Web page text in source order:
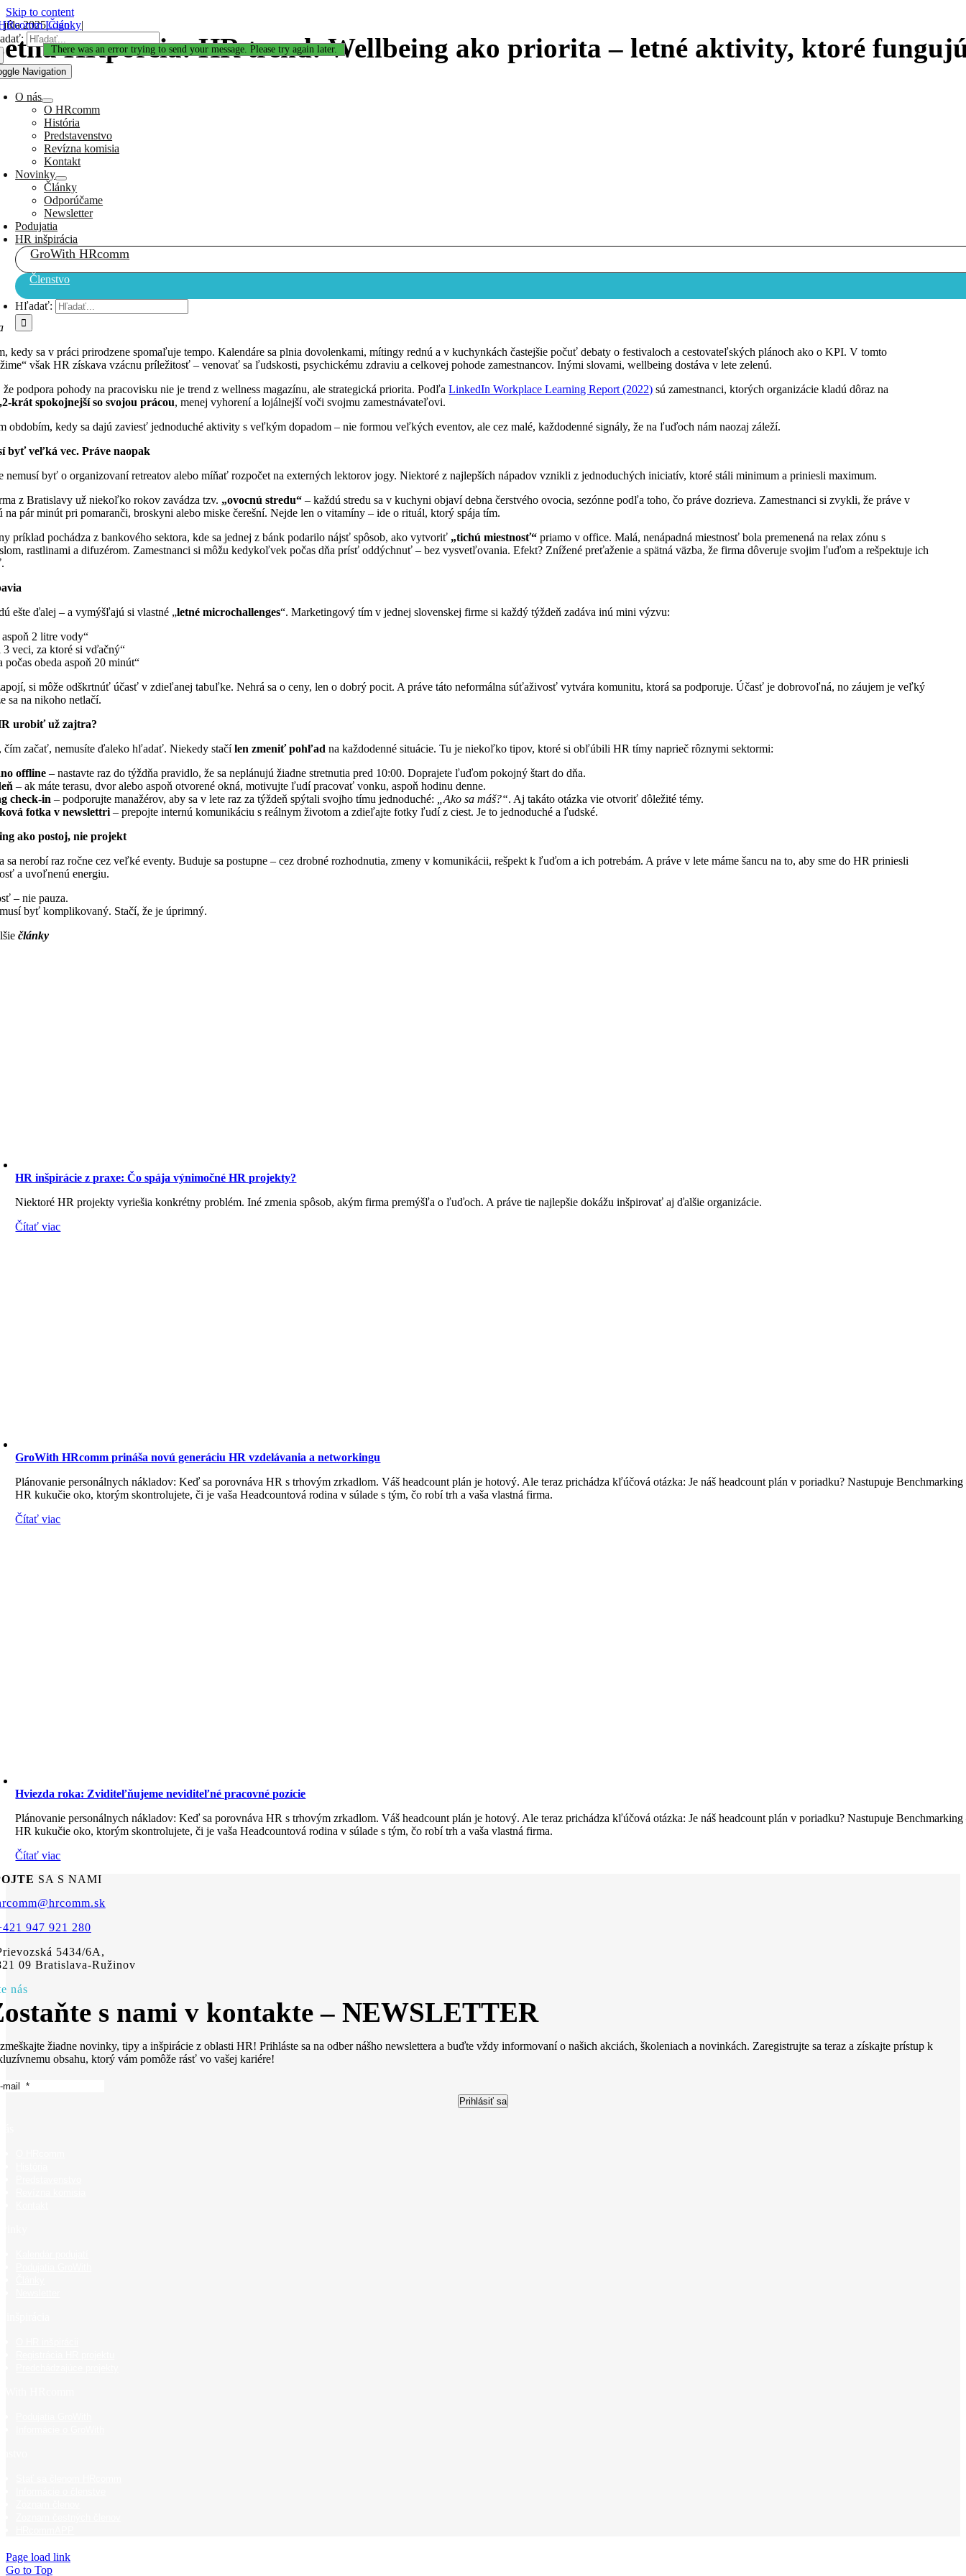
Skip to content
Navigation
O nás
O HRcomm
História
Predstavenstvo
Revízna komisia
Kontakt
Novinky
Články
Odporúčame
Newsletter
Podujatia
HR inšpirácia
GroWith HRcomm
Členstvo
Hľadať:
júla 2025|Články|
HRporcia: HR trend: Wellbeing ako priorita – letné aktivity, ktoré
kedy sa v práci prirodzene spomaľuje tempo. Kalendáre sa plnia dovolenkami, mítingy rednú a v kuchynkách častejšie počuť debaty o festivaloch a cestovateľských plánoch ako o KPI. V tomto
však HR získava vzácnu príležitosť – venovať sa ľudskosti, psychickému zdraviu a celkovej pohode zamestnancov. Inými slovami, wellbeing dostáva v lete zelenú.
že podpora pohody na pracovisku nie je trend z wellness magazínu, ale strategická priorita. PodľaLinkedIn Workplace Learning Report (2022) sú zamestnanci, ktorých organizácie kladú dôraz na
krát spokojnejší so svojou prácou, menej vyhorení a lojálnejší voči svojmu zamestnávateľovi.
obdobím, kedy sa dajú zaviesť jednoduché aktivity s veľkým dopadom – nie formou veľkých eventov, ale cez malé, každodenné signály, že na ľuďoch nám naozaj záleží.
byť veľká vec. Práve naopak
nemusí byť o organizovaní retreatov alebo míňať rozpočet na externých lektorov jogy. Niektoré z najlepších nápadov vznikli z jednoduchých iniciatív, ktoré stáli minimum a priniesli maximum.
z Bratislavy už niekoľko rokov zavádza tzv. „ovocnú stredu“ – každú stredu sa v kuchyni objaví debna čerstvého ovocia, sezónne podľa toho, čo práve dozrieva. Zamestnanci si zvykli, že práve v
na pár minút pri pomaranči, broskyni alebo miske čerešní. Nejde len o vitamíny – ide o rituál, ktorý spája tím.
príklad pochádza z bankového sektora, kde sa jednej z bánk podarilo nájsť spôsob, ako vytvoriť „tichú miestnosť“ priamo v office. Malá, nenápadná miestnosť bola premenená na relax zónu s
rastlinami a difuzérom. Zamestnanci si môžu kedykoľvek počas dňa prísť oddýchnuť – bez vysvetľovania. Efekt? Znížené preťaženie a spätná väzba, že firma dôveruje svojim ľuďom a rešpektuje ich
ešte ďalej – a vymýšľajú si vlastné „letné microchallenges“. Marketingový tím v jednej slovenskej firme si každý týždeň zadáva inú mini výzvu:
2 litre vody“
3 veci, za ktoré si vďačný“
počas obeda aspoň 20 minút“
si môže odškrtnúť účasť v zdieľanej tabuľke. Nehrá sa o ceny, len o dobrý pocit. A práve táto neformálna súťaživosť vytvára komunitu, ktorá sa podporuje. Účasť je dobrovoľná, no záujem je veľký
sa na nikoho netlačí.
urobiť už zajtra?
čím začať, nemusíte ďaleko hľadať. Niekedy stačílen zmeniť pohľad na každodenné situácie. Tu je niekoľko tipov, ktoré si obľúbili HR tímy naprieč rôznymi sektormi:
offline – nastavte raz do týždňa pravidlo, že sa neplánujú žiadne stretnutia pred 10:00. Doprajete ľuďom pokojný štart do dňa.
– ak máte terasu, dvor alebo aspoň otvorené okná, motivujte ľudí pracovať vonku, aspoň hodinu denne.
check-in – podporujte manažérov, aby sa v lete raz za týždeň spýtali svojho tímu jednoduché: „Ako sa máš?“. Aj takáto otázka vie otvoriť dôležité témy.
fotka v newslettri – prepojte internú komunikáciu s reálnym životom a zdieľajte fotky ľudí z ciest. Je to jednoduché a ľudské.
ako postoj, nie projekt
sa nerobí raz ročne cez veľké eventy. Buduje sa postupne – cez drobné rozhodnutia, zmeny v komunikácii, rešpekt k ľuďom a ich potrebám. A práve v lete máme šancu na to, aby sme do HR priniesli
a uvoľnenú energiu.
– nie pauza.
byť komplikovaný. Stačí, že je úprimný.
články
HR inšpirácie z praxe: Čo spája výnimočné HR projekty?
Niektoré HR projekty vyriešia konkrétny problém. Iné zmenia spôsob, akým firma premýšľa o ľuďoch. A práve tie najlepšie dokážu inšpirovať aj ďalšie organizácie.
Čítať viac
GroWith HRcomm prináša novú generáciu HR vzdelávania a networkingu
Plánovanie personálnych nákladov: Keď sa porovnáva HR s trhovým zrkadlom. Váš headcount plán je hotový. Ale teraz prichádza kľúčová otázka: Je náš headcount plán v poriadku? Nastupuje Benchmarking
HR kukučie oko, ktorým skontrolujete, či je vaša Headcountová rodina v súlade s tým, čo robí trh a vaša vlastná firma.
Čítať viac
Hviezda roka: Zviditeľňujeme neviditeľné pracovné pozície
Plánovanie personálnych nákladov: Keď sa porovnáva HR s trhovým zrkadlom. Váš headcount plán je hotový. Ale teraz prichádza kľúčová otázka: Je náš headcount plán v poriadku? Nastupuje Benchmarking
HR kukučie oko, ktorým skontrolujete, či je vaša Headcountová rodina v súlade s tým, čo robí trh a vaša vlastná firma.
Čítať viac
SA S NAMI
947 921 280
5434/6A,
09 Bratislava-Ružinov
nás
s nami v kontakte – NEWSLETTER
žiadne novinky, tipy a inšpirácie z oblasti HR! Prihláste sa na odber nášho newslettera a buďte vždy informovaní o našich akciách, školeniach a novinkách. Zaregistrujte sa teraz a získajte prístup k
obsahu, ktorý vám pomôže rásť vo vašej kariére!
Ďakujeme za Váš záujem!
There was an error trying to send your message. Please try again later.
Prihlásiť sa
Page load link
Go to Top